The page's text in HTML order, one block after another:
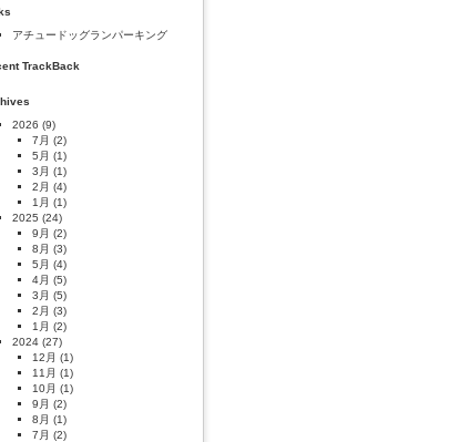
アチュードッグランパーキング
TrackBack
2026 (9)
7月 (2)
5月 (1)
3月 (1)
2月 (4)
1月 (1)
2025 (24)
9月 (2)
8月 (3)
5月 (4)
4月 (5)
3月 (5)
2月 (3)
1月 (2)
2024 (27)
12月 (1)
11月 (1)
10月 (1)
9月 (2)
8月 (1)
7月 (2)